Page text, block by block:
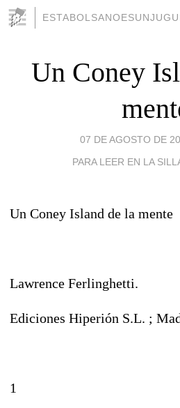
Un Coney
07 DE AGOSTO DE
PARA LEER EN LA
Un Coney Island de la mente
Lawrence Ferlinghetti.
Ediciones Hiperión S.L. ;
1